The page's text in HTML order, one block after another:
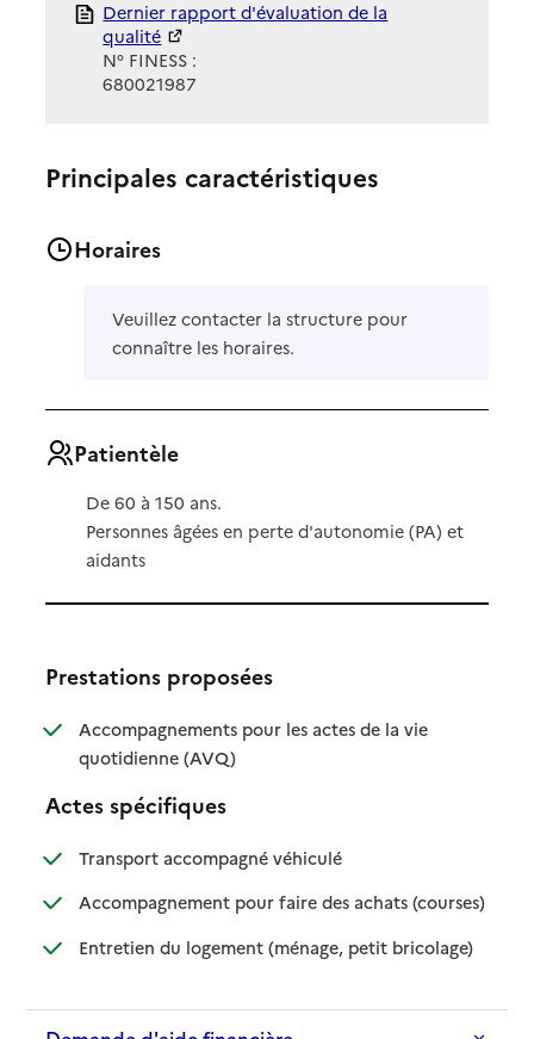
Rapport HAS
Dernier rapport d'évaluation de la
qualité
N° FINESS :
680021987
Principales caractéristiques
Horaires
Veuillez contacter la structure pour
connaître les horaires.
Patientèle
De 60 à 150 ans.
Personnes âgées en perte d'autonomie (PA) et
aidants
Prestations proposées
Accompagnements pour les actes de la vie
quotidienne (AVQ): disponible
: non disponible
Actes spécifiques
Transport accompagné véhiculé: disponible
: non disponible
Accompagnement pour faire des achats (courses)
:
: non
Entretien du logement (ménage, petit bricolage): disponible
: non